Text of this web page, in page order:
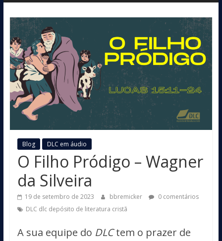
Blog DLC em áudio
O Filho Pródigo – Wagner
da Silveira
19 de setembro de 2023 bbremicker
0 comentários
DLC dlc depósito de literatura cristã
A sua equipe do DLCtem o prazer de